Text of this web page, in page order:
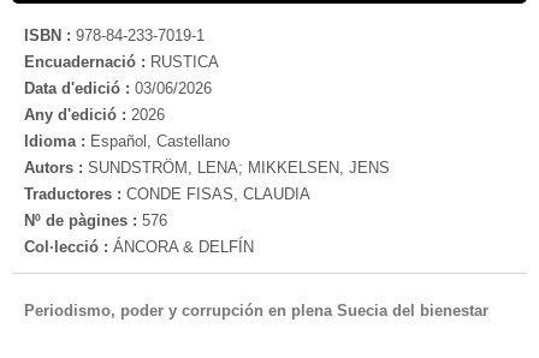
ISBN : 978-84-233-7019-1
Encuadernació : RUSTICA
Data d'edició : 03/06/2026
Any d'edició : 2026
Idioma : Español, Castellano
Autors : SUNDSTRÖM, LENA; MIKKELSEN, JENS
Traductores : CONDE FISAS, CLAUDIA
Nº de pàgines : 576
Col·lecció : ÁNCORA & DELFÍN
Periodismo, poder y corrupción en plena Suecia del bienestar